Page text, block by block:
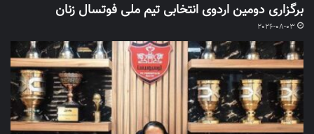
برگزاری دومین اردوی انتخابی تیم ملی فوتسال زنان
2026-08-03